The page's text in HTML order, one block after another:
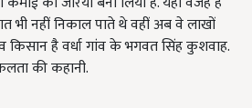
भी नहीं निकाल पाते थे वहीं अब वे लाखों
किसान है वर्धा गांव के भगवत सिंह कुशवाह.
की कहानी.